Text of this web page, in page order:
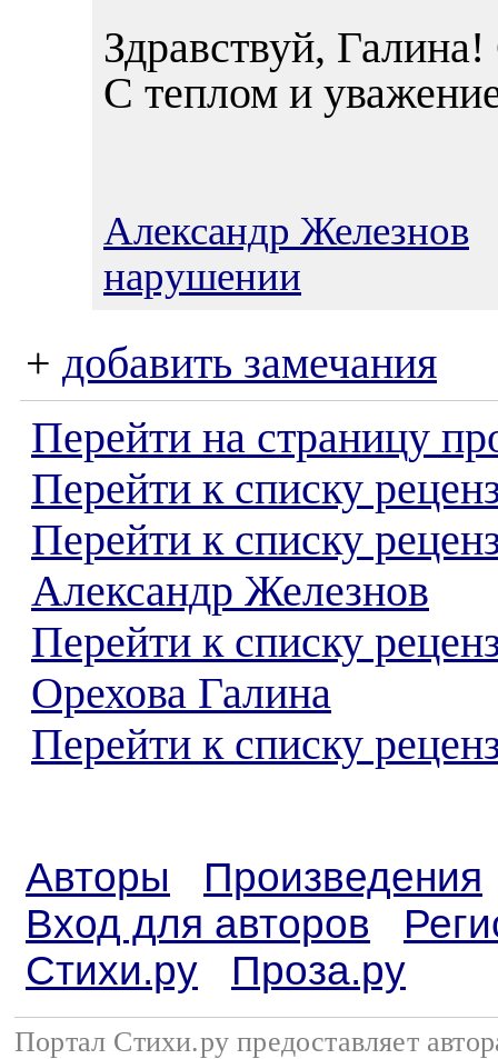
Здравствуй,
С теплом и
Александр Железнов
нарушении
+ добавить замечания
Перейти на страницу
Перейти к списку
Перейти к списку
Александр Железнов
Перейти к списку
Орехова Галина
Перейти к списку
Авторы
Произведения
Вход для авторов
Стихи.ру
Проза.ру
Портал Стихи.ру предоставляет